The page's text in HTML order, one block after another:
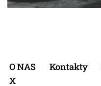
O NAS Kontakty
X